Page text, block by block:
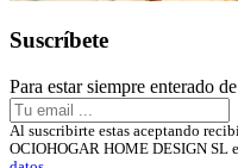
Suscríbete
Para estar siempre enterado
Al suscribirte estas aceptando
OCIOHOGAR HOME DESIGN SL